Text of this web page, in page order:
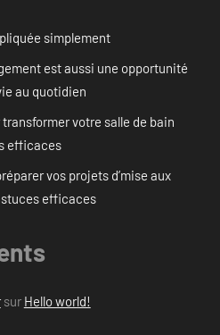
simplement
est aussi une opportunité
au quotidien
votre salle de bain
efficaces
vos projets d’mise aux
efficaces
sur Hello world!